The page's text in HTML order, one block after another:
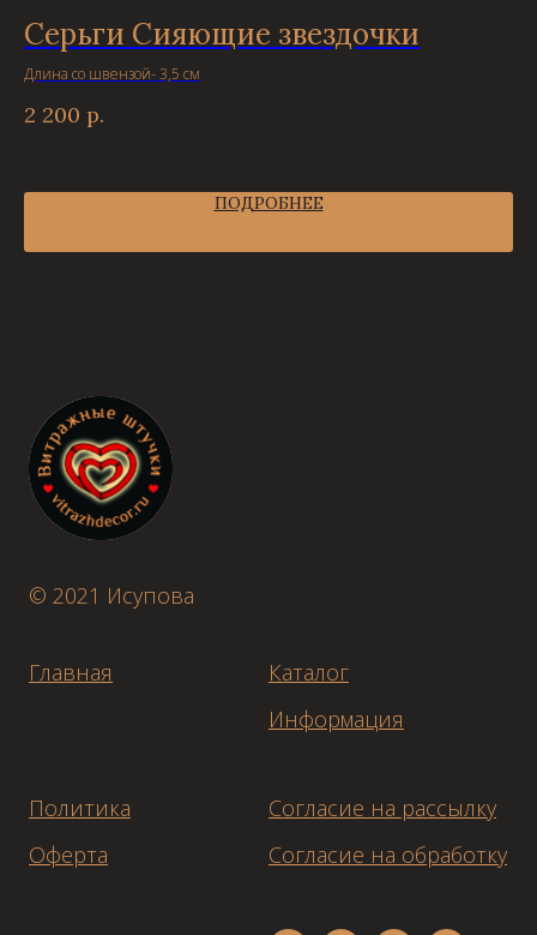
Серьги Сияющие звездочки
Длина со швензой- 3,5 см
2 200 р.
ПОДРОБНЕЕ
© 2021 Исупова
Главная
Каталог
Информация
Политика
Оферта
Согласие на рассылку
Согласие на обработку